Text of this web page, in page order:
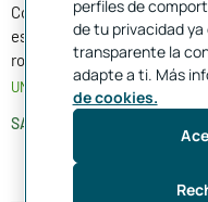
Conocer las diferencias
es esencial para tomar
robo, pérdida o cuando ya
UNIBLOG 05 JUN. 2025
SABER MÁS
perfiles de
de tu privacidad ya
transparente la
adapte a ti. Más
de cookies.